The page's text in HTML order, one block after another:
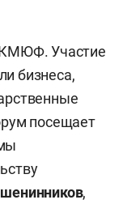
Участие
бизнеса,
посещает
,